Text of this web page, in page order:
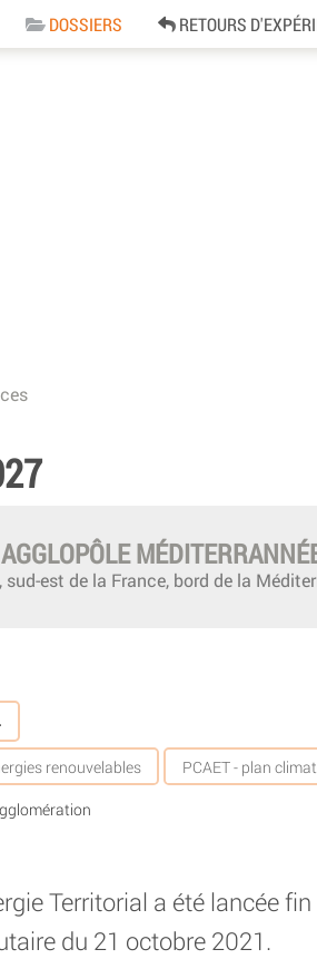
DOSSIERS RETOURS
sud-est de la France, bord de la
renouvelables PCAET - plan
Territorial a été lancée
du 21 octobre 2021.